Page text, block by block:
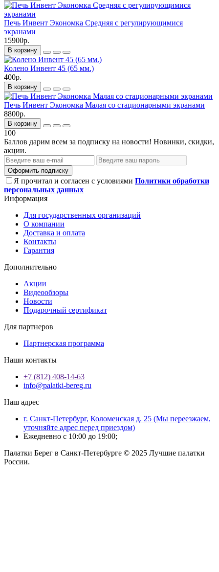
Печь Инвент Экономка Средняя с регулирующимися
экранами
15900р.
В корзину
Колено Инвент 45 (65 мм.)
400р.
В корзину
Печь Инвент Экономка Малая со стационарными экранами
8800р.
В корзину
100
Баллов дарим всем за подписку на новости! Новинки, скидки,
акции.
Оформить подписку
Я прочитал и согласен с условиями Политики обработки
персональных данных
Информация
Для государственных организаций
О компании
Доставка и оплата
Контакты
Гарантия
Дополнительно
Акции
Видеообзоры
Новости
Подарочный сертификат
Для партнеров
Партнерская программа
Наши контакты
+7 (812) 408-14-63
info@palatki-bereg.ru
Наш адрес
г. Санкт-Петербург, Коломенская д. 25 (Мы переезжаем,
уточняйте адрес перед приездом)
Ежедневно с 10:00 до 19:00;
Палатки Берег в Санкт-Петербурге © 2025 Лучшие палатки
России.